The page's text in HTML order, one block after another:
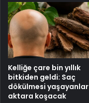
Kelliğe çare bin yıllık
bitkiden geldi: Saç
dökülmesi yaşayanlar
aktara koşacak